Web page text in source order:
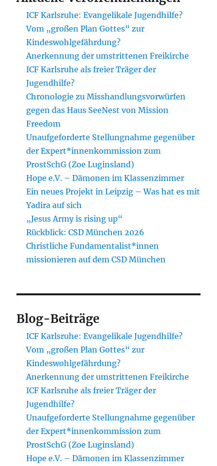
ICF Karlsruhe: Evangelikale Jugendhilfe?
Vom „großen Plan Gottes“ zur
Kindeswohlgefährdung?
Anerkennung der umstrittenen Freikirche
ICF Karlsruhe als freier Träger der
Jugendhilfe?
Chronologie zu Misshandlungsvorwürfen
gegen das Haus SeeNest von Mission
Freedom
Unaufgeforderte Stellungnahme gegenüber
der Expert*innenkommission zum
ProstSchG (Zoe Luginsland)
Hope e.V. – Dämonen im Klassenzimmer
Ein neues Projekt in Leipzig – Was hat es mit
Yadira auf sich
„Jesus Army is rising up“
Rückblick: CSD München 2026
Christliche Fundamentalist*innen
missionieren auf dem CSD München
Blog-Beiträge
ICF Karlsruhe: Evangelikale Jugendhilfe?
Vom „großen Plan Gottes“ zur
Kindeswohlgefährdung?
Anerkennung der umstrittenen Freikirche
ICF Karlsruhe als freier Träger der
Jugendhilfe?
Unaufgeforderte Stellungnahme gegenüber
der Expert*innenkommission zum
ProstSchG (Zoe Luginsland)
Hope e.V. – Dämonen im Klassenzimmer